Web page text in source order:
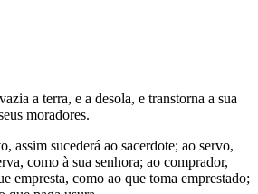
a terra, e a desola, e transtorna a sua
moradores.
assim sucederá ao sacerdote; ao servo,
como à sua senhora; ao comprador,
empresta, como ao que toma emprestado;